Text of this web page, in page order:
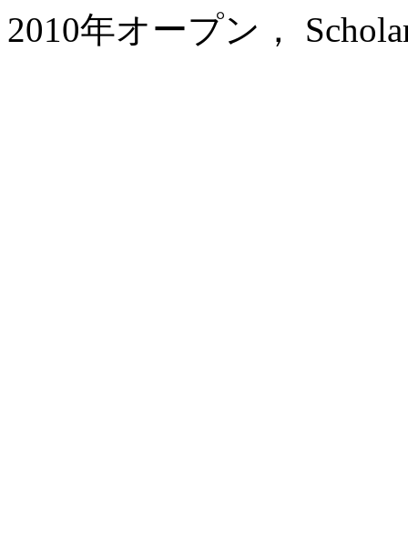
2010年オープン，